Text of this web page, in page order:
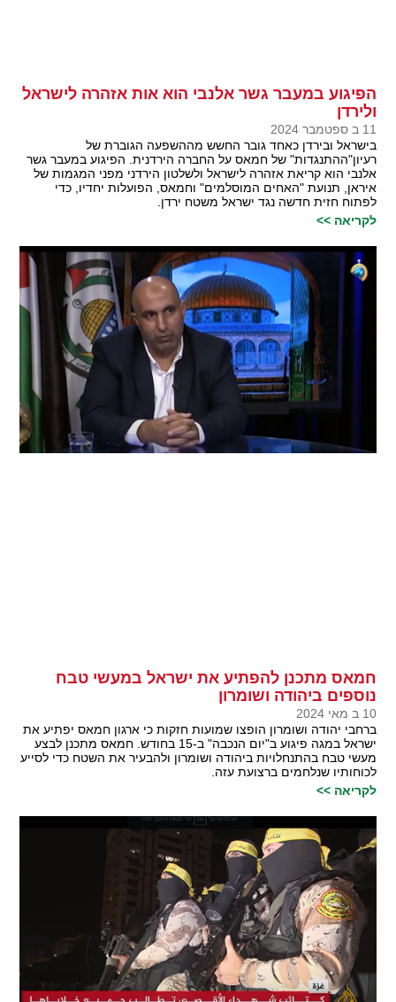
הפיגוע במעבר גשר אלנבי הוא אות אזהרה לישראל
ולירדן
11 ב ספטמבר 2024
בישראל ובירדן כאחד גובר החשש מההשפעה הגוברת של
רעיון"ההתנגדות" של חמאס על החברה הירדנית. הפיגוע במעבר גשר
אלנבי הוא קריאת אזהרה לישראל ולשלטון הירדני מפני המגמות של
איראן, תנועת "האחים המוסלמים" וחמאס, הפועלות יחדיו, כדי
לפתוח חזית חדשה נגד ישראל משטח ירדן.
לקריאה >>
חמאס מתכנן להפתיע את ישראל במעשי טבח
נוספים ביהודה ושומרון
10 ב מאי 2024
ברחבי יהודה ושומרון הופצו שמועות חזקות כי ארגון חמאס יפתיע את
ישראל במגה פיגוע ב"יום הנכבה" ב-15 בחודש. חמאס מתכנן לבצע
מעשי טבח בהתנחלויות ביהודה ושומרון ולהבעיר את השטח כדי לסייע
לכוחותיו שנלחמים ברצועת עזה.
לקריאה >>